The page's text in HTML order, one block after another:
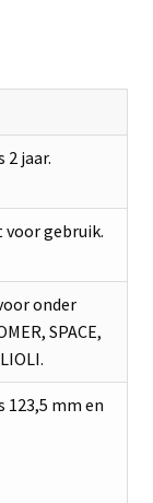
2 jaar.
voor gebruik.
onder
SPACE,
123,5 mm en